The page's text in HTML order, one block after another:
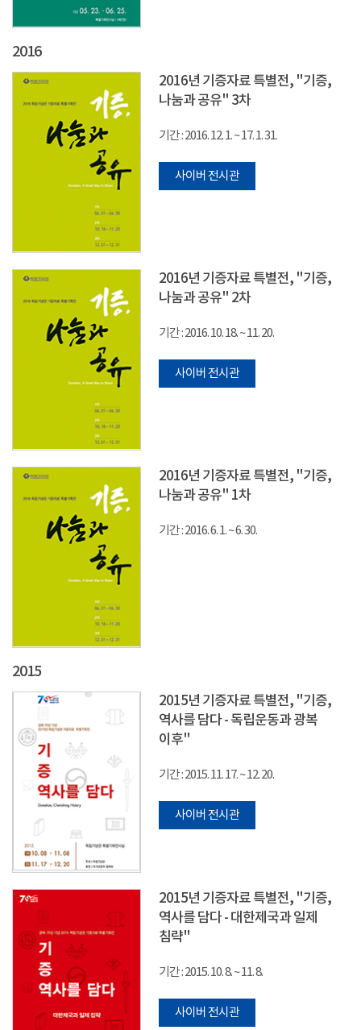
2016
2016년 기증자료 특별전, "기증,
나눔과 공유" 3차
기간 : 2016. 12. 1. ~ 17. 1. 31.
사이버 전시관
2016년 기증자료 특별전, "기증,
나눔과 공유" 2차
기간 : 2016. 10. 18. ~ 11. 20.
사이버 전시관
2016년 기증자료 특별전, "기증,
나눔과 공유" 1차
기간 : 2016. 6. 1. ~ 6. 30.
2015
2015년 기증자료 특별전, "기증,
역사를 담다 - 독립운동과 광복
이후"
기간 : 2015. 11. 17. ~ 12. 20.
사이버 전시관
2015년 기증자료 특별전, "기증,
역사를 담다 - 대한제국과 일제
침략"
기간 : 2015. 10. 8. ~ 11. 8.
사이버 전시관